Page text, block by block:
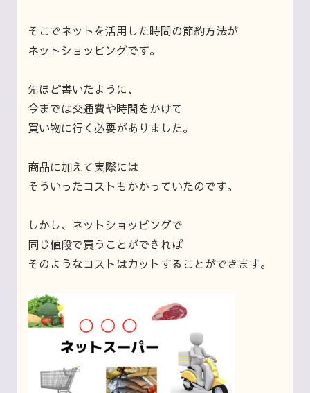
そこでネットを活用した時間の節約方法が
ネットショッピングです。
先ほど書いたように、
今までは交通費や時間をかけて
買い物に行く必要がありました。
商品に加えて実際には
そういったコストもかかっていたのです。
しかし、ネットショッピングで
同じ値段で買うことができれば
そのようなコストはカットすることができます。